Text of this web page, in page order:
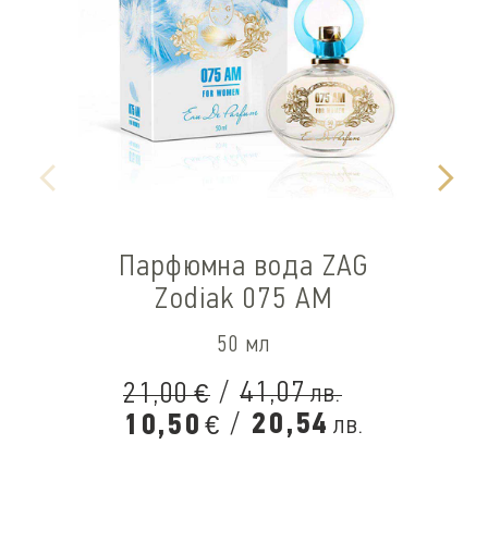
Парфюмна вода ZAG
Zodiak 075 AM
50 мл
21,00€ / 41,07лв.
10,50 € / 20,54 лв.